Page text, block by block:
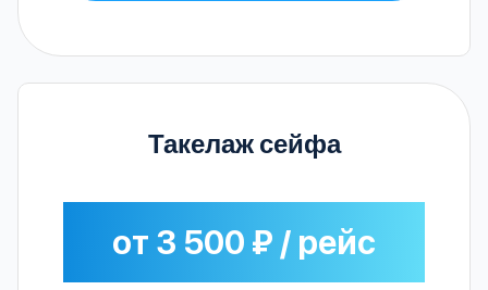
Такелаж сейфа
от 3 500 ₽ / рейс